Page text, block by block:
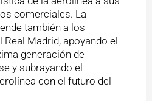
comerciales. La
también a los
Madrid, apoyando el
generación de
y subrayando el
con el futuro del